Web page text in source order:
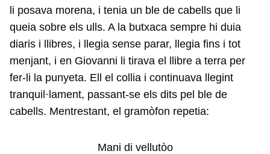
li posava morena, i tenia un ble de cabells que li
queia sobre els ulls. A la butxaca sempre hi duia
diaris i llibres, i llegia sense parar, llegia fins i tot
menjant, i en Giovanni li tirava el llibre a terra per
fer-li la punyeta. Ell el collia i continuava llegint
tranquil·lament, passant-se els dits pel ble de
cabells. Mentrestant, el gramòfon repetia:
Mani di vellutòo